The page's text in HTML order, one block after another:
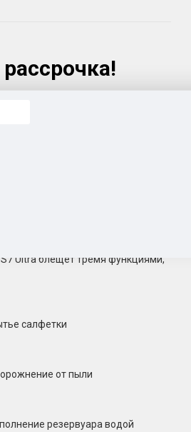
по всему Таможенному союзу.
Ultra блещет тремя функциями,
салфетки
от пыли
резервуара водой